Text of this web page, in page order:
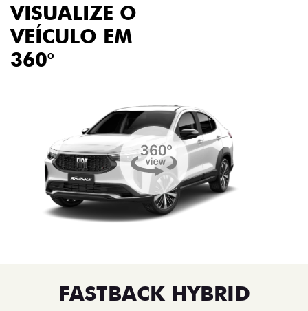
VISUALIZE O
VEÍCULO EM
360°
FASTBACK HYBRID